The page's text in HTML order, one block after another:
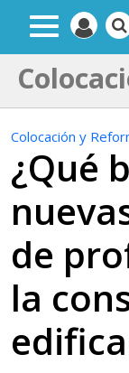
Colocación y
¿Qué
de
la